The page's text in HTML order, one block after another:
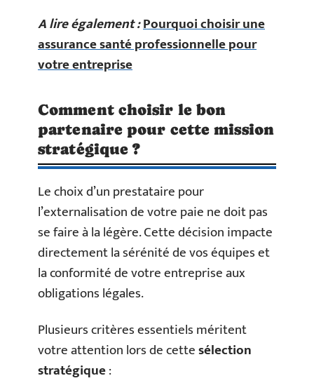
A lire également :Pourquoi choisir une
assurance santé professionnelle pour
votre entreprise
Comment choisir le bon
partenaire pour cette mission
stratégique ?
Le choix d’un prestataire pour
l’externalisation de votre paie ne doit pas
se faire à la légère. Cette décision impacte
directement la sérénité de vos équipes et
la conformité de votre entreprise aux
obligations légales.
Plusieurs critères essentiels méritent
votre attention lors de cettesélection
stratégique: